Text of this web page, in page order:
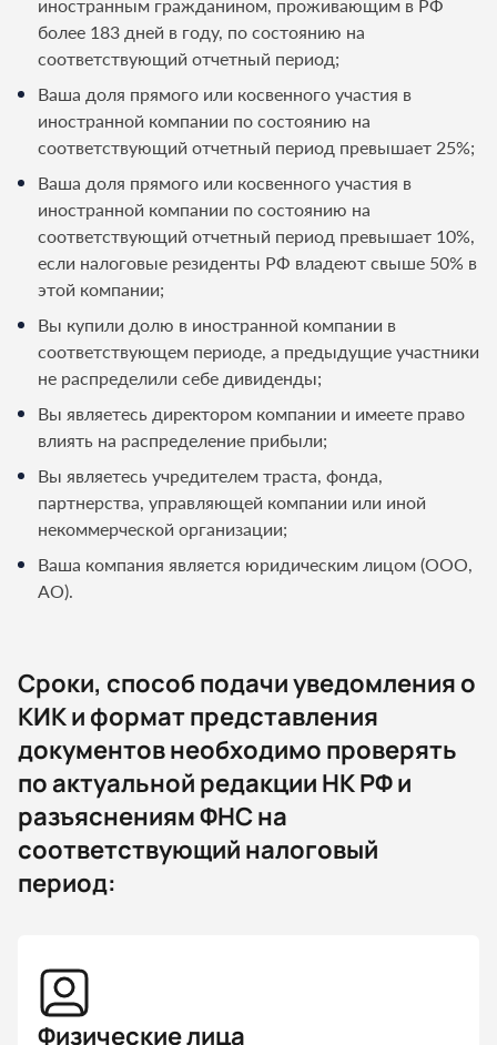
иностранным гражданином, проживающим в РФ
более 183 дней в году, по состоянию на
соответствующий отчетный период;
Ваша доля прямого или косвенного участия в
иностранной компании по состоянию на
соответствующий отчетный период превышает 25%;
Ваша доля прямого или косвенного участия в
иностранной компании по состоянию на
соответствующий отчетный период превышает 10%,
если налоговые резиденты РФ владеют свыше 50% в
этой компании;
Вы купили долю в иностранной компании в
соответствующем периоде, а предыдущие участники
не распределили себе дивиденды;
Вы являетесь директором компании и имеете право
влиять на распределение прибыли;
Вы являетесь учредителем траста, фонда,
партнерства, управляющей компании или иной
некоммерческой организации;
Ваша компания является юридическим лицом (ООО,
АО).
Сроки, способ подачи уведомления о
КИК и формат представления
документов необходимо проверять
по актуальной редакции НК РФ и
разъяснениям ФНС на
соответствующий налоговый
период:
Физические лица